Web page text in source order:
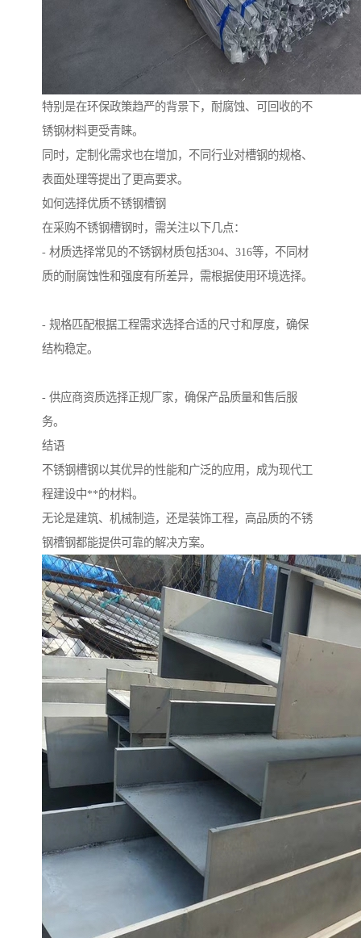
特别是在环保政策趋严的背景下，耐腐蚀、可回收的不
锈钢材料更受青睐。
同时，定制化需求也在增加，不同行业对槽钢的规格、
表面处理等提出了更高要求。
如何选择优质不锈钢槽钢
在采购不锈钢槽钢时，需关注以下几点：
- 材质选择常见的不锈钢材质包括304、316等，不同材
质的耐腐蚀性和强度有所差异，需根据使用环境选择。
- 规格匹配根据工程需求选择合适的尺寸和厚度，确保
结构稳定。
- 供应商资质选择正规厂家，确保产品质量和售后服
务。
结语
不锈钢槽钢以其优异的性能和广泛的应用，成为现代工
程建设中**的材料。
无论是建筑、机械制造，还是装饰工程，高品质的不锈
钢槽钢都能提供可靠的解决方案。